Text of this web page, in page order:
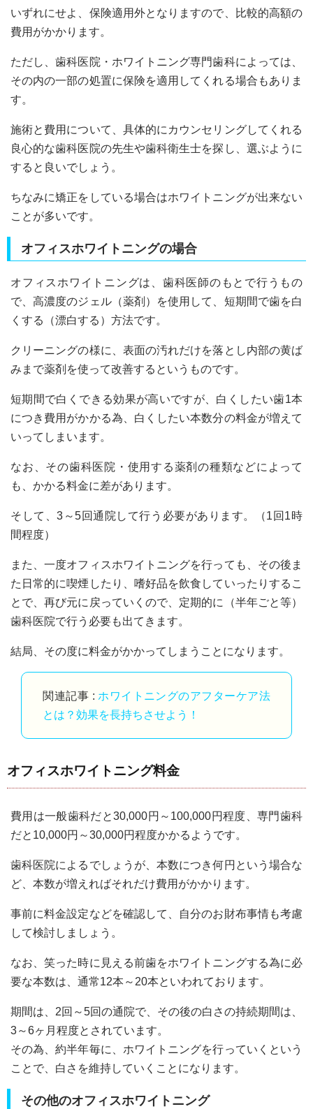
いずれにせよ、保険適用外となりますので、比較的高額の
費用がかかります。
ただし、歯科医院・ホワイトニング専門歯科によっては、
その内の一部の処置に保険を適用してくれる場合もありま
す。
施術と費用について、具体的にカウンセリングしてくれる
良心的な歯科医院の先生や歯科衛生士を探し、選ぶように
すると良いでしょう。
ちなみに矯正をしている場合はホワイトニングが出来ない
ことが多いです。
オフィスホワイトニングの場合
オフィスホワイトニングは、歯科医師のもとで行うもの
で、高濃度のジェル（薬剤）を使用して、短期間で歯を白
くする（漂白する）方法です。
クリーニングの様に、表面の汚れだけを落とし内部の黄ば
みまで薬剤を使って改善するというものです。
短期間で白くできる効果が高いですが、白くしたい歯1本
につき費用がかかる為、白くしたい本数分の料金が増えて
いってしまいます。
なお、その歯科医院・使用する薬剤の種類などによって
も、かかる料金に差があります。
そして、3～5回通院して行う必要があります。（1回1時
間程度）
また、一度オフィスホワイトニングを行っても、その後ま
た日常的に喫煙したり、嗜好品を飲食していったりするこ
とで、再び元に戻っていくので、定期的に（半年ごと等）
歯科医院で行う必要も出てきます。
結局、その度に料金がかかってしまうことになります。
関連記事 : ホワイトニングのアフターケア法
とは？効果を長持ちさせよう！
オフィスホワイトニング料金
費用は一般歯科だと30,000円～100,000円程度、専門歯科
だと10,000円～30,000円程度かかるようです。
歯科医院によるでしょうが、本数につき何円という場合な
ど、本数が増えればそれだけ費用がかかります。
事前に料金設定などを確認して、自分のお財布事情も考慮
して検討しましょう。
なお、笑った時に見える前歯をホワイトニングする為に必
要な本数は、通常12本～20本といわれております。
期間は、2回～5回の通院で、その後の白さの持続期間は、
3～6ヶ月程度とされています。
その為、約半年毎に、ホワイトニングを行っていくという
ことで、白さを維持していくことになります。
その他のオフィスホワイトニング